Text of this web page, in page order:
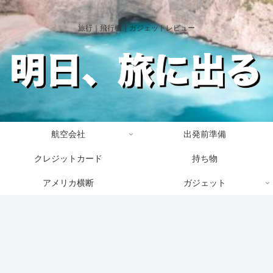
旅行｜飛行機｜ガジェットレビュー
航空会社 出発前準備
クレジットカード 持ち物
アメリカ横断 ガジェット